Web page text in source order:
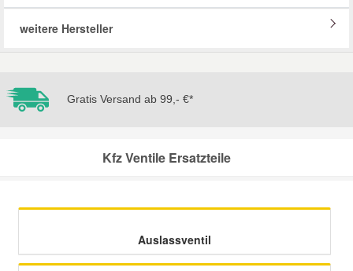
weitere Hersteller
Gratis Versand ab 99,- €*
Kfz Ventile Ersatzteile
Auslassventil
Mazda Ersatzteile
Nissan Ersatzteile
Porsche Ersatzteile